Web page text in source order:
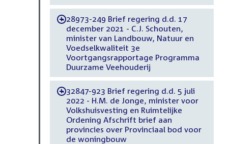
-28973-249 Brief regering d.d. 17
december 2021 - C.J. Schouten,
minister van Landbouw, Natuur en
Voedselkwaliteit 3e
Voortgangsrapportage Programma
Duurzame Veehouderij
-32847-923 Brief regering d.d. 5 juli
2022 - H.M. de Jonge, minister voor
Volkshuisvesting en Ruimtelijke
Ordening Afschrift brief aan
provincies over Provinciaal bod voor
de woningbouw